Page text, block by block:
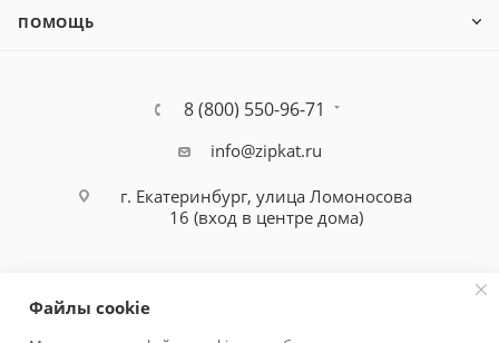
Brother DCP-8157DN
Brother HL-L5100DNT
Brother HL-L5102DW
Brother HL-L5202DW
Brother HL-L5200DWT
Brother HL-L6202DW
Brother HL-L6250DW
ПОМОЩЬ
8 (800) 550-96-71
info@zipkat.ru
г. Екатеринбург, улица Ломоносова
16 (вход в центре дома)
Файлы cookie